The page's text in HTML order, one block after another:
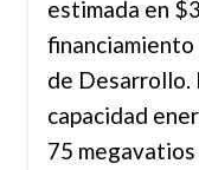
estimada en
de Desarrollo.
capacidad
75